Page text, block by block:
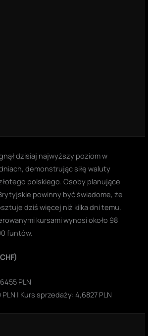
dzisiaj najwyższy poziom w
demonstrując siłę waluty
polskiego. Osoby planujące
powinny być świadome, że
dziś więcej niż kilka dni temu.
kursami wynosi około 98
funtów.
PLN
| Kurs sprzedaży: 4,6827 PLN